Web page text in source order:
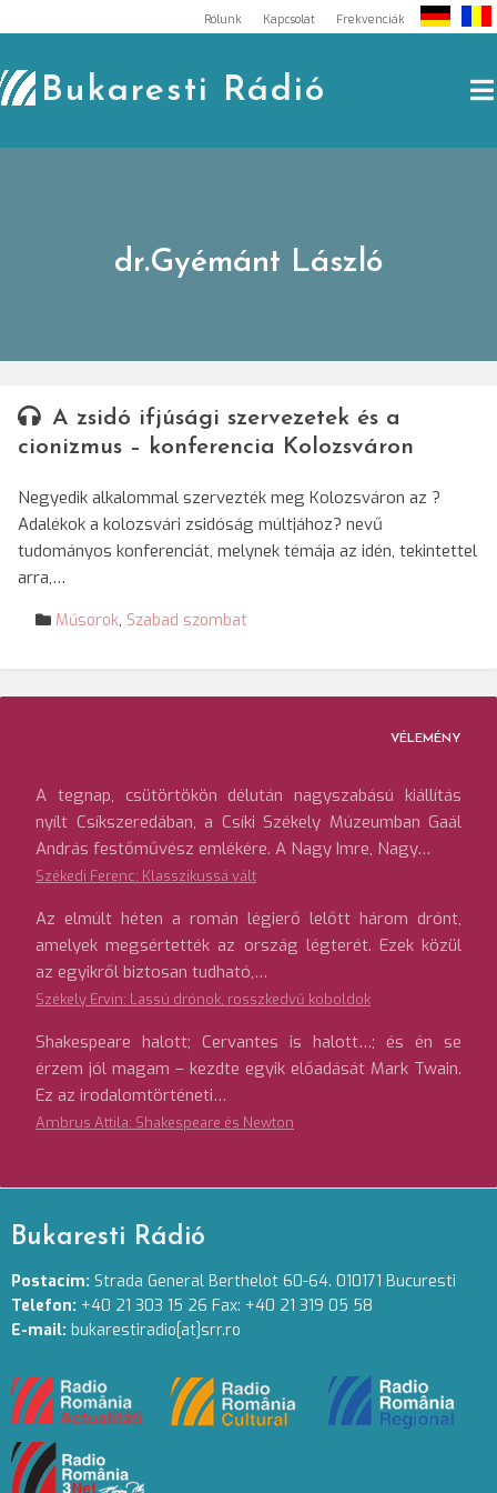
to
content
Rólunk Kapcsolat Frekvenciák
Bukaresti Rádió
dr.Gyémánt László
A zsidó ifjúsági szervezetek és a
cionizmus – konferencia Kolozsváron
Negyedik alkalommal szervezték meg Kolozsváron az ?
Adalékok a kolozsvári zsidóság múltjához? nevű
tudományos konferenciát, melynek témája az idén, tekintettel
arra,…
Műsorok, Szabad szombat
VÉLEMÉNY
A tegnap, csütörtökön délután nagyszabású kiállítás
nyílt Csíkszeredában, a Csíki Székely Múzeumban Gaál
András festőművész emlékére. A Nagy Imre, Nagy…
Székedi Ferenc: Klasszikussá vált
Az elmúlt héten a román légierő lelőtt három drónt,
amelyek megsértették az ország légterét. Ezek közül
az egyikről biztosan tudható,…
Székely Ervin: Lassú drónok, rosszkedvű koboldok
Shakespeare halott; Cervantes is halott…; és én se
érzem jól magam – kezdte egyik előadását Mark Twain.
Ez az irodalomtörténeti…
Ambrus Attila: Shakespeare és Newton
Bukaresti Rádió
Postacím: Strada General Berthelot 60-64. 010171 Bucuresti
Telefon: +40 21 303 15 26 Fax: +40 21 319 05 58
E-mail: bukarestiradio[at]srr.ro